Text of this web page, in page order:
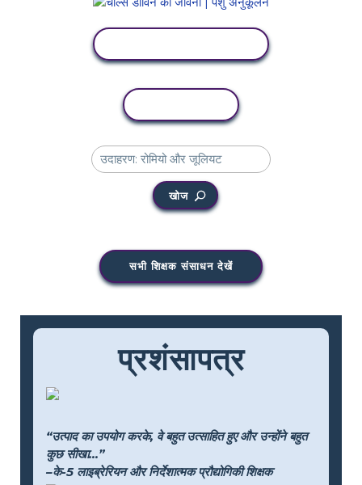
खोज
सभी शिक्षक संसाधन देखें
प्रशंसापत्र
“उत्पाद का उपयोग करके, वे बहुत उत्साहित हुए और उन्होंने बहुत
कुछ सीखा...”
–के-5 लाइब्रेरियन और निर्देशात्मक प्रौद्योगिकी शिक्षक